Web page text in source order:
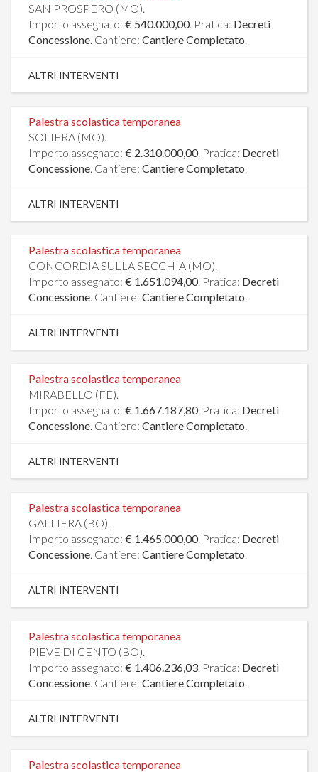
SAN PROSPERO (MO).
Importo assegnato: € 540.000,00. Pratica: Decreti
Concessione. Cantiere: Cantiere Completato.
ALTRI INTERVENTI
Palestra scolastica temporanea
SOLIERA (MO).
Importo assegnato: € 2.310.000,00. Pratica: Decreti
Concessione. Cantiere: Cantiere Completato.
ALTRI INTERVENTI
Palestra scolastica temporanea
CONCORDIA SULLA SECCHIA (MO).
Importo assegnato: € 1.651.094,00. Pratica: Decreti
Concessione. Cantiere: Cantiere Completato.
ALTRI INTERVENTI
Palestra scolastica temporanea
MIRABELLO (FE).
Importo assegnato: € 1.667.187,80. Pratica: Decreti
Concessione. Cantiere: Cantiere Completato.
ALTRI INTERVENTI
Palestra scolastica temporanea
GALLIERA (BO).
Importo assegnato: € 1.465.000,00. Pratica: Decreti
Concessione. Cantiere: Cantiere Completato.
ALTRI INTERVENTI
Palestra scolastica temporanea
PIEVE DI CENTO (BO).
Importo assegnato: € 1.406.236,03. Pratica: Decreti
Concessione. Cantiere: Cantiere Completato.
ALTRI INTERVENTI
Palestra scolastica temporanea